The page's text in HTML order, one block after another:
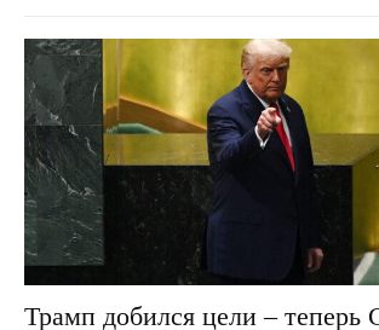
Трамп добился цели –